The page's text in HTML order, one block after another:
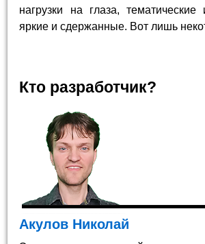
нагрузки на глаза,
яркие и сдержанные. Вот лишь
Кто разработчик?
Акулов Николай